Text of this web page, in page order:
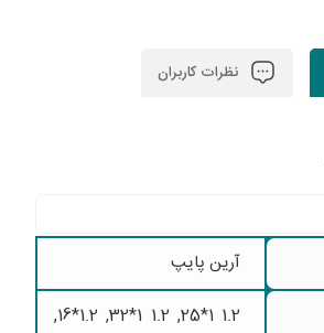
نظرات کاربران
آرین پایپ
1.2 1*25, 1.2 1*32, 1.2*16,